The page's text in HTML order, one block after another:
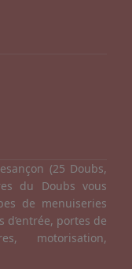
(25 Doubs,
du Doubs vous
de menuiseries
d’entrée, portes de
motorisation,